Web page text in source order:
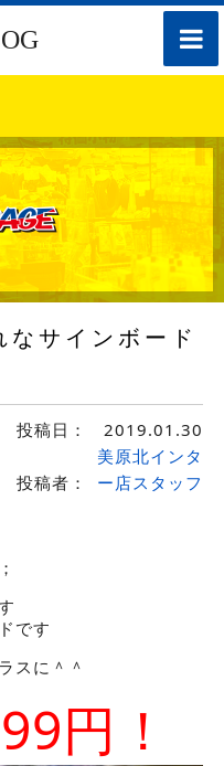
toggle
なサインボード
投稿日： 2019.01.30
投稿者：
美原北インタ
ー店スタッフ
です
スに＾＾
円！